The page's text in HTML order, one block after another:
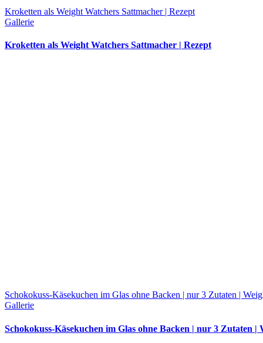
Kroketten als Weight Watchers Sattmacher | Rezept
Gallerie
Kroketten als Weight Watchers Sattmacher | Rezept
Schokokuss-Käsekuchen im Glas ohne Backen | nur 3 Zutaten |
Gallerie
Schokokuss-Käsekuchen im Glas ohne Backen | nur 3 Zutaten |